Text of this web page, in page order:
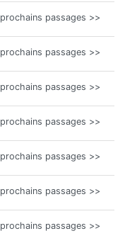
prochains passages >>
prochains passages >>
prochains passages >>
prochains passages >>
prochains passages >>
prochains passages >>
prochains passages >>